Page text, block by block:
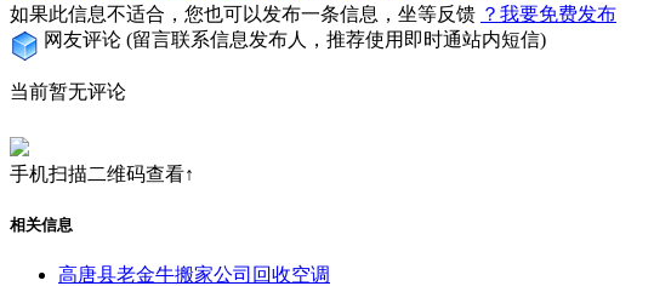
如果此信息不适合，您也可以发布一条信息，坐等反馈 ？我要免费发布
网友评论 (留言联系信息发布人，推荐使用即时通站内短信)
当前暂无评论
手机扫描二维码查看↑
相关信息
高唐县老金牛搬家公司回收空调